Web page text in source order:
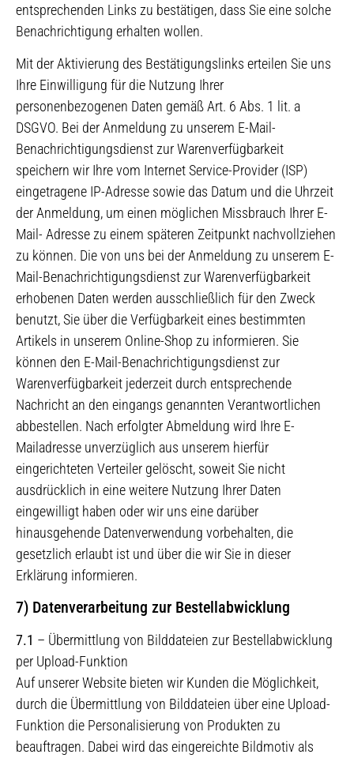
entsprechenden Links zu bestätigen, dass Sie eine solche
Benachrichtigung erhalten wollen.
Mit der Aktivierung des Bestätigungslinks erteilen Sie uns
Ihre Einwilligung für die Nutzung Ihrer
personenbezogenen Daten gemäß Art. 6 Abs. 1 lit. a
DSGVO. Bei der Anmeldung zu unserem E-Mail-
Benachrichtigungsdienst zur Warenverfügbarkeit
speichern wir Ihre vom Internet Service-Provider (ISP)
eingetragene IP-Adresse sowie das Datum und die Uhrzeit
der Anmeldung, um einen möglichen Missbrauch Ihrer E-
Mail- Adresse zu einem späteren Zeitpunkt nachvollziehen
zu können. Die von uns bei der Anmeldung zu unserem E-
Mail-Benachrichtigungsdienst zur Warenverfügbarkeit
erhobenen Daten werden ausschließlich für den Zweck
benutzt, Sie über die Verfügbarkeit eines bestimmten
Artikels in unserem Online-Shop zu informieren. Sie
können den E-Mail-Benachrichtigungsdienst zur
Warenverfügbarkeit jederzeit durch entsprechende
Nachricht an den eingangs genannten Verantwortlichen
abbestellen. Nach erfolgter Abmeldung wird Ihre E-
Mailadresse unverzüglich aus unserem hierfür
eingerichteten Verteiler gelöscht, soweit Sie nicht
ausdrücklich in eine weitere Nutzung Ihrer Daten
eingewilligt haben oder wir uns eine darüber
hinausgehende Datenverwendung vorbehalten, die
gesetzlich erlaubt ist und über die wir Sie in dieser
Erklärung informieren.
7) Datenverarbeitung zur Bestellabwicklung
7.1 – Übermittlung von Bilddateien zur Bestellabwicklung
per Upload-Funktion
Auf unserer Website bieten wir Kunden die Möglichkeit,
durch die Übermittlung von Bilddateien über eine Upload-
Funktion die Personalisierung von Produkten zu
beauftragen. Dabei wird das eingereichte Bildmotiv als